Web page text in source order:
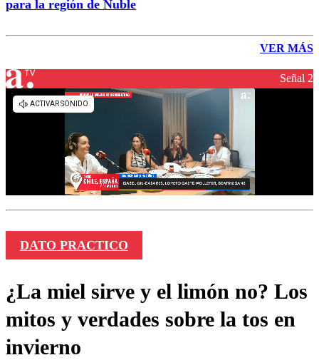
para la región de Ñuble
VER MÁS
Señal 2
DATO PRACTICO
¿La miel sirve y el limón no? Los
mitos y verdades sobre la tos en
invierno